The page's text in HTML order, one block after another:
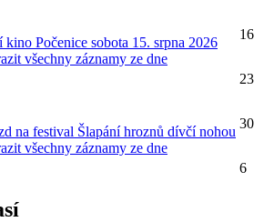
kino Počenice sobota 15. srpna 2026
všechny záznamy ze dne
16
23
na festival Šlapání hroznů dívčí nohou
všechny záznamy ze dne
30
6